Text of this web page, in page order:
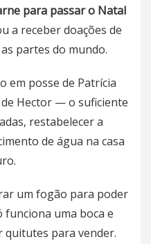
para passar o Natal
a receber doações de
partes do mundo.
em posse de Patrícia
de Hector —o suficiente
restabelecer a
de água na casa
.
um fogão para poder
uma boca e
para vender.